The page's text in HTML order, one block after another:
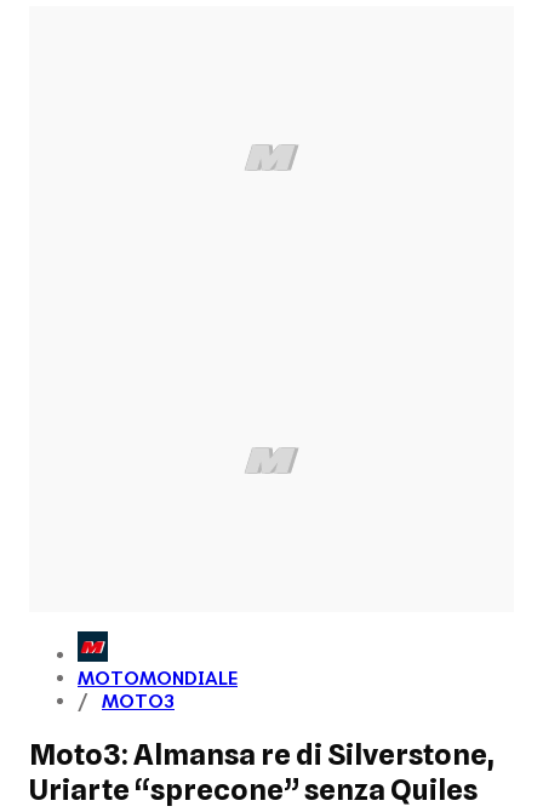
MOTOMONDIALE
MOTO3
Moto3: Almansa re di Silverstone,
Uriarte “sprecone” senza Quiles